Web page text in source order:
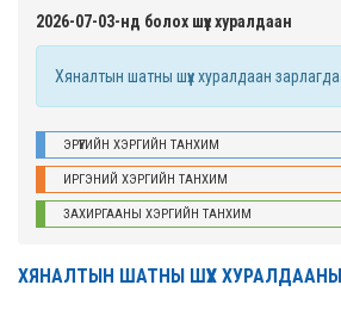
2026-07-03-нд болох шүүх хуралдаан
Хяналтын шатны шүүх хуралдаан
ЭРҮҮГИЙН ХЭРГИЙН ТАНХИМ
ИРГЭНИЙ ХЭРГИЙН ТАНХИМ
ЗАХИРГААНЫ ХЭРГИЙН ТАНХИМ
ХЯНАЛТЫН ШАТНЫ ШҮҮХ